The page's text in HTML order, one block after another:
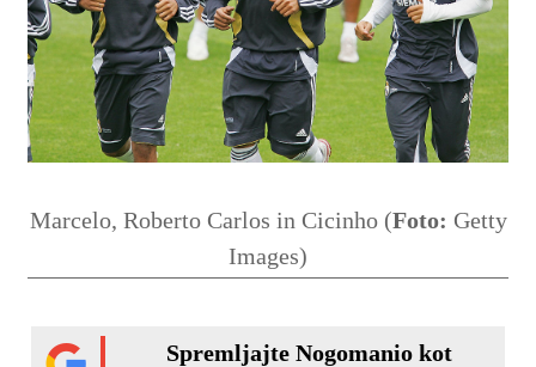
Marcelo, Roberto Carlos in Cicinho (Foto: Getty
Images)
Spremljajte Nogomanio kot